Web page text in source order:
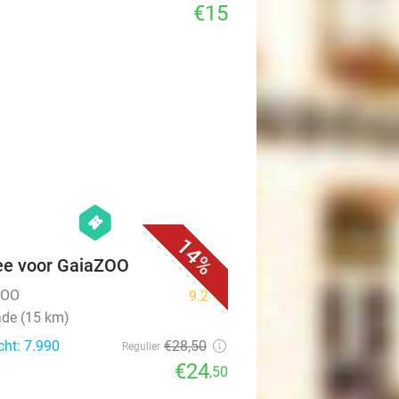
€15
14%
hexagon
events
voor GaiaZOO
9.2star
(15 km)
7.990
Regulier €28,50
€24,50